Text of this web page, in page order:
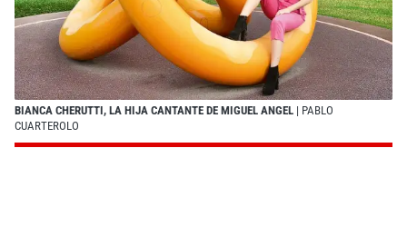
BIANCA CHERUTTI, LA HIJA CANTANTE DE MIGUEL ANGEL | PABLO
CUARTEROLO